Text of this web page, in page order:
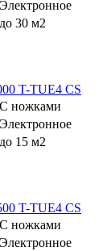
Электронное
до 30 м2
T-TUE4 CS
С ножками
Электронное
до 15 м2
T-TUE4 CS
С ножками
Электронное